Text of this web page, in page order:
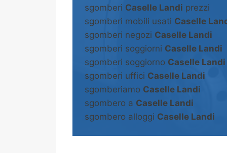
sgomberi Caselle Landi prezzi
sgomberi mobili usati Caselle
sgomberi negozi Caselle Landi
sgomberi soggiorni Caselle Landi
sgomberi soggiorno Caselle Landi
sgomberi uffici Caselle Landi
sgomberiamo Caselle Landi
sgombero a Caselle Landi
sgombero alloggi Caselle Landi